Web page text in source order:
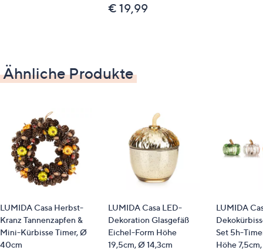
€ 19,99
Ähnliche Produkte
LUMIDA Casa Herbst-
Kranz Tannenzapfen &
Mini-Kürbisse Timer, Ø
40cm
LUMIDA Casa LED-
Dekoration Glasgefäß
Eichel-Form Höhe
19,5cm, Ø 14,3cm
LUMIDA
Set 5h-
Höhe